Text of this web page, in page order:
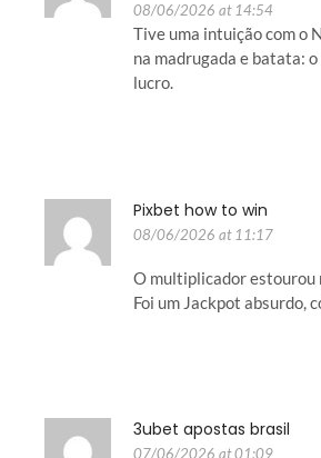
08/06/2026 at 14:54
Tive uma intuição com o
na madrugada e batata:
lucro.
Pixbet how to win
08/06/2026 at 11:17
O multiplicador estourou
Foi um Jackpot absurdo,
3ubet apostas brasil
07/06/2026 at 01:09